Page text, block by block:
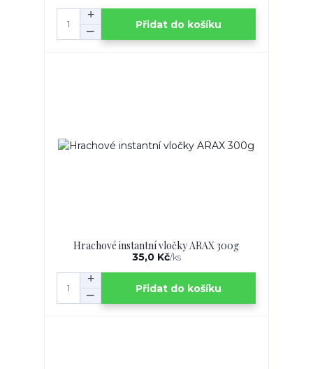
Přidat do košíku
Hrachové instantní vločky ARAX 300g
35,0 Kč/ks
Přidat do košíku